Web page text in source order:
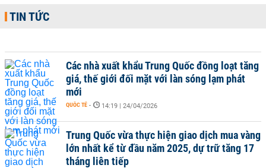
TIN TỨC
Các nhà xuất khẩu Trung Quốc đồng loạt tăng
giá, thế giới đối mặt với làn sóng lạm phát
mới
QUỐC TẾ - 14:19 | 24/04/2026
Trung Quốc vừa thực hiện giao dịch mua vàng
lớn nhất kể từ đầu năm 2025, dự trữ tăng 17
tháng liên tiếp